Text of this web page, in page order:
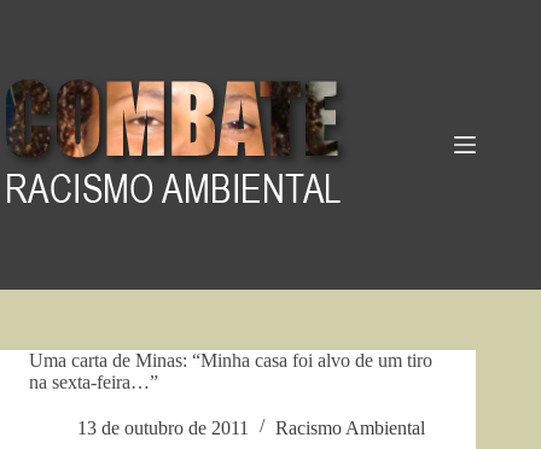
Uma carta de Minas: “Minha casa foi alvo de um tiro
na sexta-feira…”
13 de outubro de 2011 Racismo Ambiental